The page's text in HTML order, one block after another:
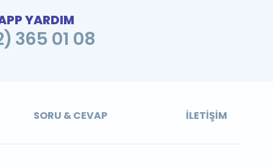
YARDIM
365 01 08
SORU & CEVAP İLETIŞIM